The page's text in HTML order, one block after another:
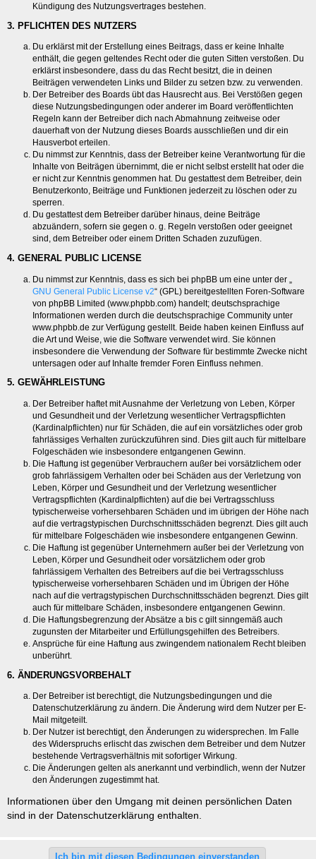
Kündigung des Nutzungsvertrages bestehen.
3. PFLICHTEN DES NUTZERS
Du erklärst mit der Erstellung eines Beitrags, dass er keine Inhalte
enthält, die gegen geltendes Recht oder die guten Sitten verstoßen. Du
erklärst insbesondere, dass du das Recht besitzt, die in deinen
Beiträgen verwendeten Links und Bilder zu setzen bzw. zu verwenden.
Der Betreiber des Boards übt das Hausrecht aus. Bei Verstößen gegen
diese Nutzungsbedingungen oder anderer im Board veröffentlichten
Regeln kann der Betreiber dich nach Abmahnung zeitweise oder
dauerhaft von der Nutzung dieses Boards ausschließen und dir ein
Hausverbot erteilen.
Du nimmst zur Kenntnis, dass der Betreiber keine Verantwortung für die
Inhalte von Beiträgen übernimmt, die er nicht selbst erstellt hat oder die
er nicht zur Kenntnis genommen hat. Du gestattest dem Betreiber, dein
Benutzerkonto, Beiträge und Funktionen jederzeit zu löschen oder zu
sperren.
Du gestattest dem Betreiber darüber hinaus, deine Beiträge
abzuändern, sofern sie gegen o. g. Regeln verstoßen oder geeignet
sind, dem Betreiber oder einem Dritten Schaden zuzufügen.
4. GENERAL PUBLIC LICENSE
Du nimmst zur Kenntnis, dass es sich bei phpBB um eine unter der „
GNU General Public License v2“ (GPL) bereitgestellten Foren-Software
von phpBB Limited (www.phpbb.com) handelt; deutschsprachige
Informationen werden durch die deutschsprachige Community unter
www.phpbb.de zur Verfügung gestellt. Beide haben keinen Einfluss auf
die Art und Weise, wie die Software verwendet wird. Sie können
insbesondere die Verwendung der Software für bestimmte Zwecke nicht
untersagen oder auf Inhalte fremder Foren Einfluss nehmen.
5. GEWÄHRLEISTUNG
Der Betreiber haftet mit Ausnahme der Verletzung von Leben, Körper
und Gesundheit und der Verletzung wesentlicher Vertragspflichten
(Kardinalpflichten) nur für Schäden, die auf ein vorsätzliches oder grob
fahrlässiges Verhalten zurückzuführen sind. Dies gilt auch für mittelbare
Folgeschäden wie insbesondere entgangenen Gewinn.
Die Haftung ist gegenüber Verbrauchern außer bei vorsätzlichem oder
grob fahrlässigem Verhalten oder bei Schäden aus der Verletzung von
Leben, Körper und Gesundheit und der Verletzung wesentlicher
Vertragspflichten (Kardinalpflichten) auf die bei Vertragsschluss
typischerweise vorhersehbaren Schäden und im übrigen der Höhe nach
auf die vertragstypischen Durchschnittsschäden begrenzt. Dies gilt auch
für mittelbare Folgeschäden wie insbesondere entgangenen Gewinn.
Die Haftung ist gegenüber Unternehmern außer bei der Verletzung von
Leben, Körper und Gesundheit oder vorsätzlichem oder grob
fahrlässigem Verhalten des Betreibers auf die bei Vertragsschluss
typischerweise vorhersehbaren Schäden und im Übrigen der Höhe
nach auf die vertragstypischen Durchschnittsschäden begrenzt. Dies gilt
auch für mittelbare Schäden, insbesondere entgangenen Gewinn.
Die Haftungsbegrenzung der Absätze a bis c gilt sinngemäß auch
zugunsten der Mitarbeiter und Erfüllungsgehilfen des Betreibers.
Ansprüche für eine Haftung aus zwingendem nationalem Recht bleiben
unberührt.
6. ÄNDERUNGSVORBEHALT
Der Betreiber ist berechtigt, die Nutzungsbedingungen und die
Datenschutzerklärung zu ändern. Die Änderung wird dem Nutzer per E-
Mail mitgeteilt.
Der Nutzer ist berechtigt, den Änderungen zu widersprechen. Im Falle
des Widerspruchs erlischt das zwischen dem Betreiber und dem Nutzer
bestehende Vertragsverhältnis mit sofortiger Wirkung.
Die Änderungen gelten als anerkannt und verbindlich, wenn der Nutzer
den Änderungen zugestimmt hat.
Informationen über den Umgang mit deinen persönlichen Daten
sind in der Datenschutzerklärung enthalten.